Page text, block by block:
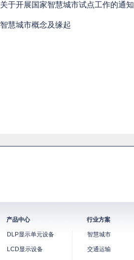
关于开展国家智慧城市试点工作的通知
智慧城市概念及缘起
产品中心
DLP显示单元设备
LCD显示设备
行业方案
智慧城市
交通运输